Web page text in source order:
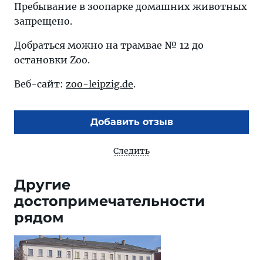
Пребывание в зоопарке домашних животных
запрещено.
Добраться можно на трамвае № 12 до
остановки Zoo.
Веб-сайт: zoo-leipzig.de.
Добавить отзыв
Следить
Другие
достопримечательности
рядом